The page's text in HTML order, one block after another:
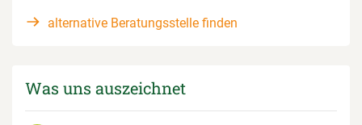
alternative Beratungsstelle finden
Was uns auszeichnet